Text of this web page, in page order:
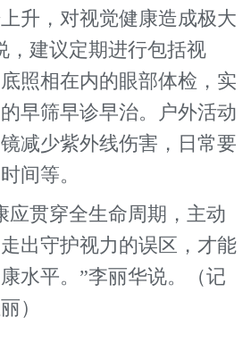
升，对视觉健康造成极大
，建议定期进行包括视
照相在内的眼部体检，实
早筛早诊早治。户外活动
减少紫外线伤害，日常要
间等。
贯穿全生命周期，主动
出守护视力的误区，才能
水平。”李丽华说。（记
）